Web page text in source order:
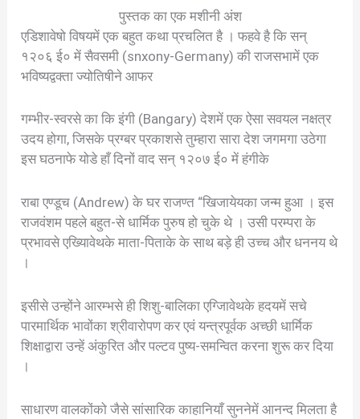
पुस्तक का एक मशीनी अंश
एडिशावेषो विषयमें एक बहुत कथा प्रचलित है । फहवे है कि सन्
१२०६ ई० में सैवसमी (snxony-Germany) की राजसभामें एक
भविष्यद्वक्ता ज्योतिषीने आफर
गम्भीर-स्वरसे का कि इंगी (Bangary) देशमें एक ऐसा सवयल नक्षत्र
उदय होगा, जिसके प्रग्बर प्रकाशसे तुम्हारा सारा देश जगमगा उठेगा
इस घठनाफे योडे हाँ दिनों वाद सन् १२०७ ई० में हंगीके
राबा एण्डूच (Andrew) के घर राजण्त “खिजायेयका जन्म हुआ । इस
राजवंशम पहले बहुत-से धार्मिक पुरुष हो चुके थे । उसी परम्परा के
प्रभावसे एख्यिावेथके माता-पिताके के साथ बड़े ही उच्च और धननय थे
।
इसीसे उन्होंने आरम्भसे ही शिशु-बालिका एग्जिावेथके हदयमें सचे
पारमार्थिक भावोंका श्रीवारोपण कर एवं यन्त्रपूर्वक अच्छी धार्मिक
शिक्षाद्वारा उन्हें अंकुरित और पल्टव पुष्य-समन्वित करना शुरू कर दिया
।
साधारण वालकोंको जैसे सांसारिक काहानियाँ सुननेमें आनन्द मिलता है